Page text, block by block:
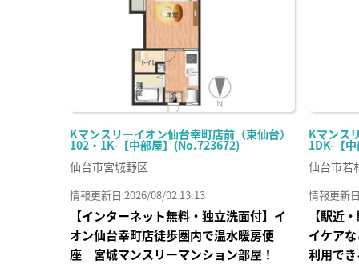
Kマンスリーイオン仙台幸町店前（東仙台）
102・1K-【中部屋】(No.723672)
仙台市宮城野区
情報更新日 2026/08/02 13:13
【インターネット無料・独立洗面付】イ
オン仙台幸町店徒歩圏内で温水暖房便
座 宮城マンスリーマンション部屋！
Kマンス
1DK-【
仙台市若
情報更新
【駅近
イケア
利用で